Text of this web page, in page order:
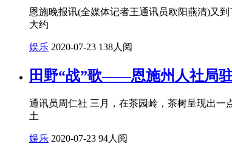
恩施晚报讯(全媒体记者王通讯员欧阳燕清)又
大约
娱乐 2020-07-23 138人阅
田野“战”歌——恩施州人社局
通讯员周仁社 三月，在茶园岭，茶树呈现出
土
娱乐 2020-07-23 94人阅